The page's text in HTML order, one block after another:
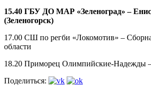
15.40 ГБУ ДО МАР «Зеленоград» –
(Зеленогорск)
17.00 СШ по регби «Локомотив» –
области
18.20 Приморец Олимпийские-Надежды
Поделиться: